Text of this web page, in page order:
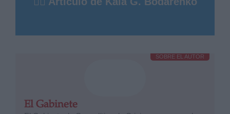
SOBRE EL AUTOR
El Gabinete